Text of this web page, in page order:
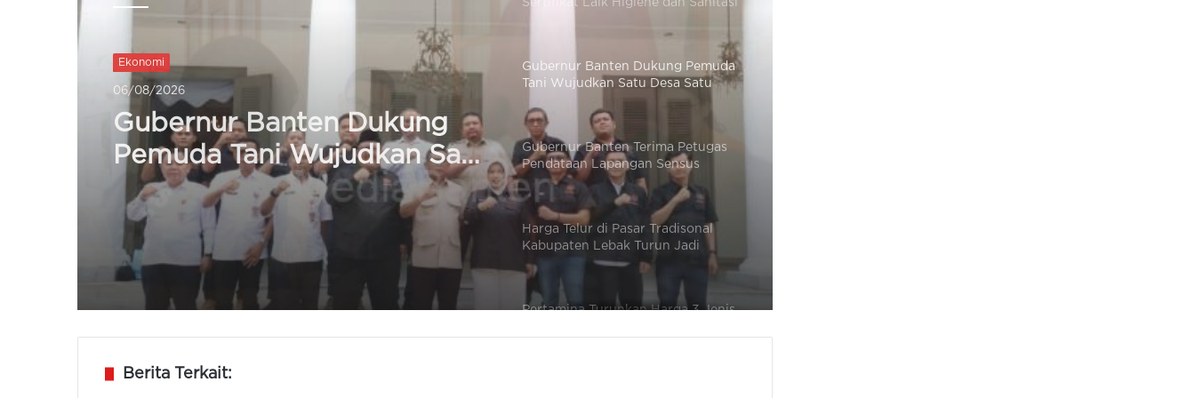
Ekonomi
05/08/2026
Gubernur Banten Terima
Petugas Pendataan
Lapangan Sensus Ekonomi
2026
Tani Wujudkan Satu Desa Satu
Gubernur Banten Terima Petugas
Pendataan Lapangan Sensus
Ekonomi 2026
Harga Telur di Pasar Tradisonal
Kabupaten Lebak Turun Jadi
Rp22.500 / Kg
Pertamina Turunkan Harga 3 Jenis
BBM Non Subsidi Mulai 1 Agustus
2026, Ini Daftarnya
Berita Terkait: